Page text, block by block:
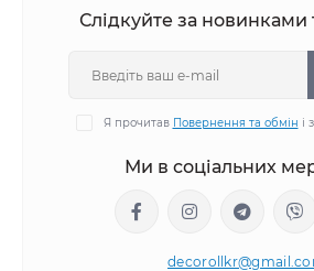
Слідкуйте за новинками
Я прочитав Повернення та обмін і
Ми в соціальних